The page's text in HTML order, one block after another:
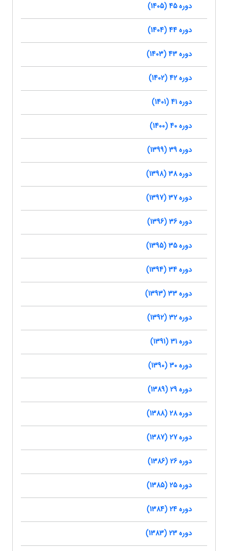
دوره 45 (1405)
دوره 44 (1404)
دوره 43 (1403)
دوره 42 (1402)
دوره 41 (1401)
دوره 40 (1400)
دوره 39 (1399)
دوره 38 (1398)
دوره 37 (1397)
دوره 36 (1396)
دوره 35 (1395)
دوره 34 (1394)
دوره 33 (1393)
دوره 32 (1392)
دوره 31 (1391)
دوره 30 (1390)
دوره 29 (1389)
دوره 28 (1388)
دوره 27 (1387)
دوره 26 (1386)
دوره 25 (1385)
دوره 24 (1384)
دوره 23 (1383)